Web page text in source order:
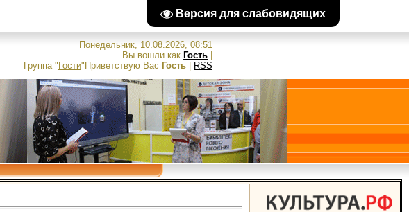
Версия для слабовидящих
Понедельник, 10.08.2026, 08:51
Вы вошли как Гость
Группа" Гости" Приветствую Вас Гость RSS